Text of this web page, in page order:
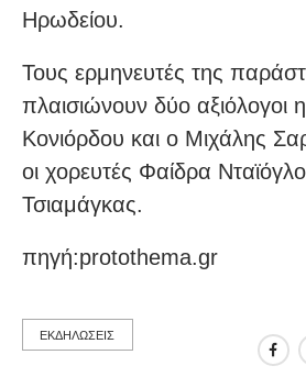
Ηρωδείου.
Τους ερμηνευτές της
πλαισιώνουν δύο αξιόλογοι
Κονιόρδου και ο Μιχάλης
οι χορευτές Φαίδρα
Τσιαμάγκας.
πηγή:protothema.gr
ΕΚΔΗΛΩΣΕΙΣ